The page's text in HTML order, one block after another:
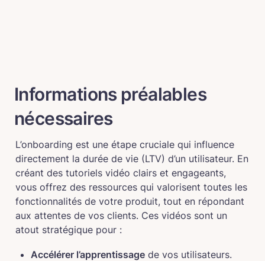
Informations préalables
nécessaires
L’onboarding est une étape cruciale qui influence
directement la durée de vie (LTV) d’un utilisateur. En
créant des tutoriels vidéo clairs et engageants,
vous offrez des ressources qui valorisent toutes les
fonctionnalités de votre produit, tout en répondant
aux attentes de vos clients. Ces vidéos sont un
atout stratégique pour :
Accélérer l’apprentissage de vos utilisateurs.